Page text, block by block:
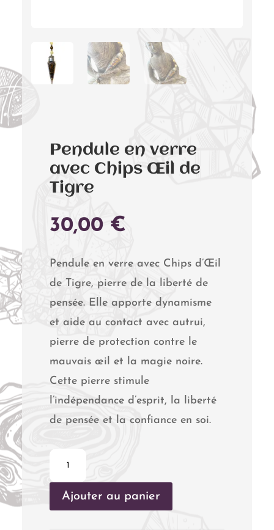
Pendule en verre
avec Chips Œil de
Tigre
30,00 €
Pendule en verre avec Chips d’Œil
de Tigre, pierre de la liberté de
pensée. Elle apporte dynamisme
et aide au contact avec autrui,
pierre de protection contre le
mauvais œil et la magie noire.
Cette pierre stimule
l’indépendance d’esprit, la liberté
de pensée et la confiance en soi.
Pendule
Ajouter au panier